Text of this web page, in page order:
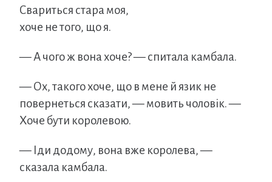
Свариться стара моя,
хоче не того, що я.
— А чого ж вона хоче? — спитала камбала.
— Ох, такого хоче, що в мене й язик не
повернеться сказати, — мовить чоловік. —
Хоче бути королевою.
— Іди додому, вона вже королева, —
сказала камбала.